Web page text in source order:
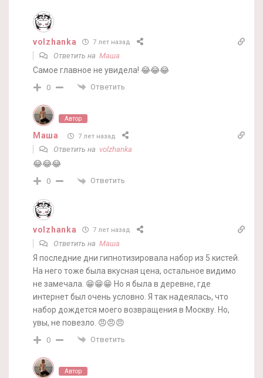
volzhanka 7 лет назад
Ответить на Маша
Самое главное не увидела! 😂😂😂
0 Ответить
Автор
Маша 7 лет назад
Ответить на volzhanka
😂😂😂
0 Ответить
volzhanka 7 лет назад
Ответить на Маша
Я последние дни гипнотизировала набор из 5 кистей.
На него тоже была вкусная цена, остальное видимо
не замечала. 😁😁😁 Но я была в деревне, где
интернет был очень условно. Я так надеялась, что
набор дождется моего возвращения в Москву. Но,
увы, не повезло. 😠😠😠
0 Ответить
Автор